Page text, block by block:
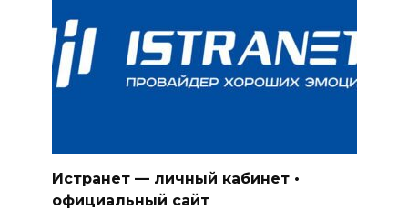
Истранет — личный кабинет •
официальный сайт